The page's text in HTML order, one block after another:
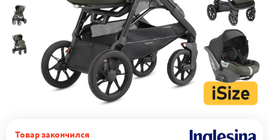
Товар закончился